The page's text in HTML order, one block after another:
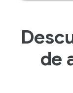
de